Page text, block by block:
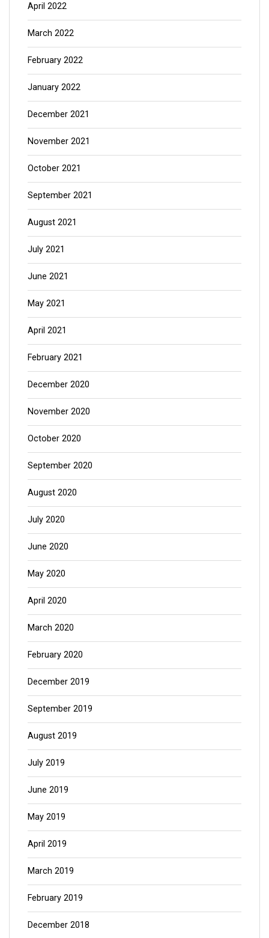
April 2022
March 2022
February 2022
January 2022
December 2021
November 2021
October 2021
September 2021
August 2021
July 2021
June 2021
May 2021
April 2021
February 2021
December 2020
November 2020
October 2020
September 2020
August 2020
July 2020
June 2020
May 2020
April 2020
March 2020
February 2020
December 2019
September 2019
August 2019
July 2019
June 2019
May 2019
April 2019
March 2019
February 2019
December 2018